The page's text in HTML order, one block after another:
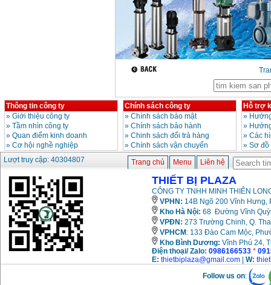
Động cơ xăng Honda
GX160 (5.5HP)
Giá:7200000
Máy mài 100mm
Makita 9553B (710W)
Thông tin công ty
» Giới thiệu công ty
» Tầm nhìn công ty
» Quan điểm kinh doanh
» Cơ hội nghề nghiệp
Chính sách công ty
» Chính sách bảo mật
» Chính sách bảo hành
» Chinh sách đổi trả hàng
» Chính sách vận chuyển
Hỗ trợ
»
»
» Các
» Sơ
Lượt truy cập: 40304807
Trang chủ Menu Liên hệ
THIẾT BỊ PLAZA
CÔNG TY TNHH MINH THIÊN
VPHN: 14B Ngõ 200 Vĩnh Hưng,
Kho Hà Nội: 68 Đường Vĩnh
VPĐN: 273 Trường Chinh, Q.
VPHCM : 133 Đào Cam Mộc,
Kho Bình Dương: Vĩnh Phú 24,
Điện thoại/ Zalo: 0986166533 *
E: thietbiplaza@gmail.com W:
Follow us on: